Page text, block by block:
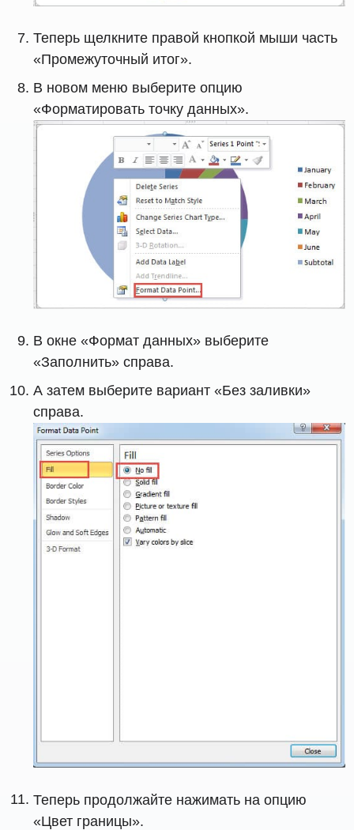
Теперь щелкните правой кнопкой мыши часть
«Промежуточный итог».
В новом меню выберите опцию
«Форматировать точку данных».
В окне «Формат данных» выберите
«Заполнить» справа.
А затем выберите вариант «Без заливки»
справа.
Теперь продолжайте нажимать на опцию
«Цвет границы».